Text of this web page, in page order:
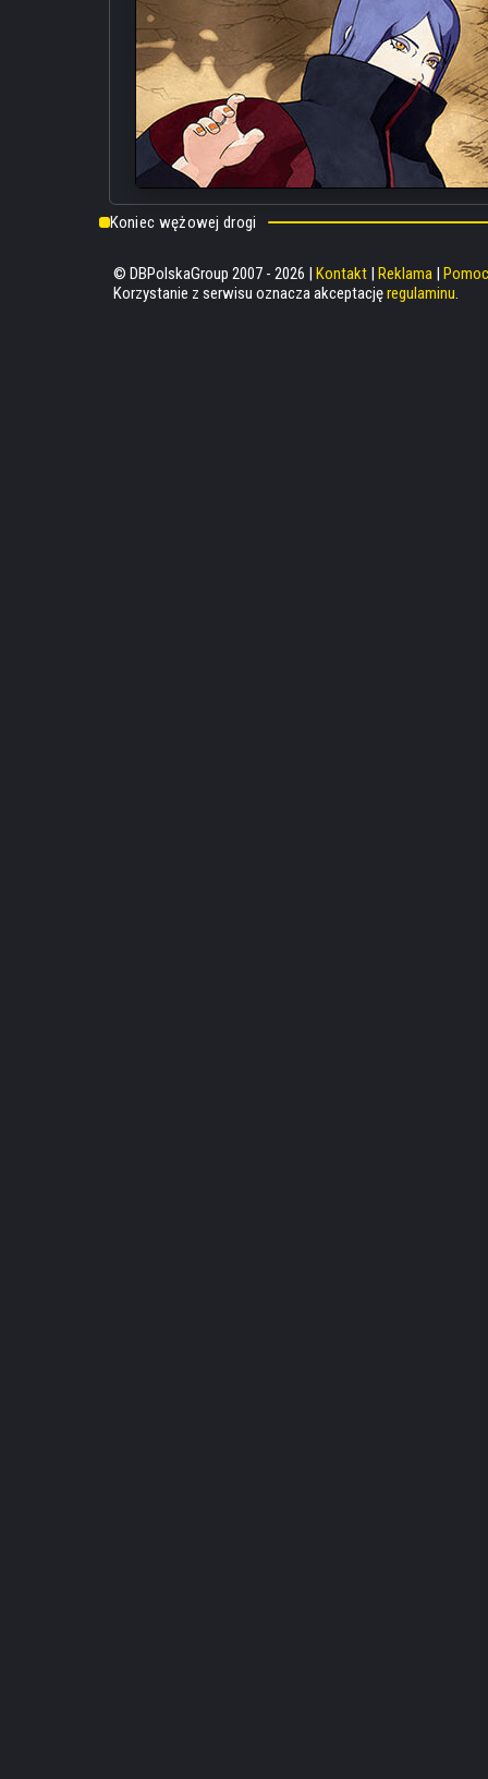
Koniec wężowej drogi
© DBPolskaGroup 2007 - 2026 | Kontakt| Reklama| Pomoc
Korzystanie z serwisu oznacza akceptacjęregulaminu.